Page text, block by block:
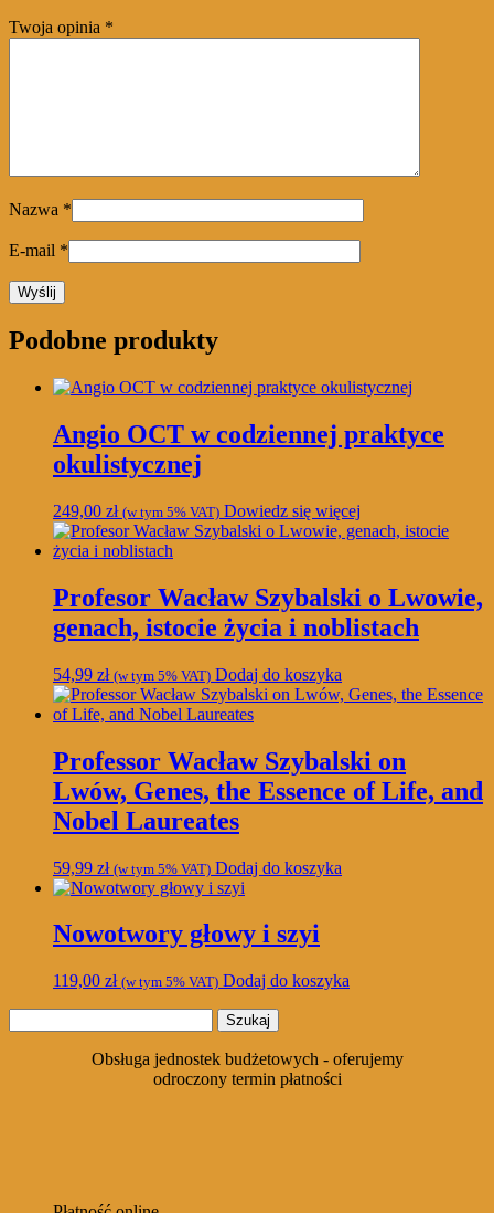
Twoja opinia *
Nazwa *
E-mail *
Podobne produkty
Angio OCT w codziennej praktyce
okulistycznej
249,00 zł (w tym 5% VAT) Dowiedz się więcej
Profesor Wacław Szybalski o Lwowie,
genach, istocie życia i noblistach
54,99 zł (w tym 5% VAT) Dodaj do koszyka
Professor Wacław Szybalski on
Lwów, Genes, the Essence of Life, and
Nobel Laureates
59,99 zł (w tym 5% VAT) Dodaj do koszyka
Nowotwory głowy i szyi
119,00 zł (w tym 5% VAT) Dodaj do koszyka
Obsługa jednostek budżetowych - oferujemy
odroczony termin płatności